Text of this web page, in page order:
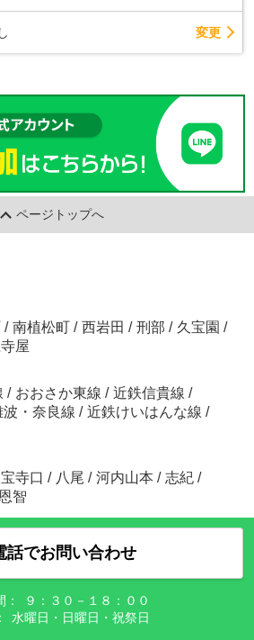
変更
ページトップへ
/ 南植松町 / 西岩田 / 刑部 / 久宝園 /
屋
/ おおさか東線 / 近鉄信貴線 /
波・奈良線 / 近鉄けいはんな線 /
寺口 / 八尾 / 河内山本 / 志紀 /
智
話でお問い合わせ
９：３０－１８：００
水曜日・日曜日・祝祭日